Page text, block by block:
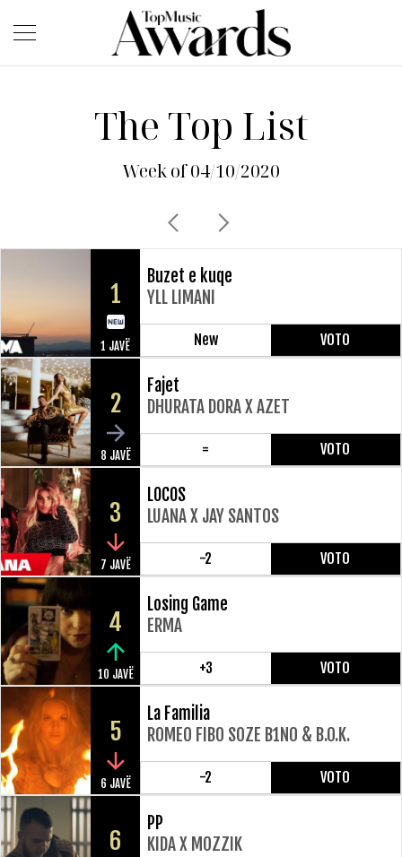
The Top List
Week of 04/10/2020
1
1 JAVË
Buzet e kuqe
YLL LIMANI
New VOTO
2
8 JAVË
Fajet
DHURATA DORA X AZET
= VOTO
3
7 JAVË
LOCOS
LUANA X JAY SANTOS
-2 VOTO
4
10 JAVË
Losing Game
ERMA
+3 VOTO
5
6 JAVË
La Familia
ROMEO FIBO SOZE B1N0 & B.O.K.
-2 VOTO
6
PP
KIDA X MOZZIK